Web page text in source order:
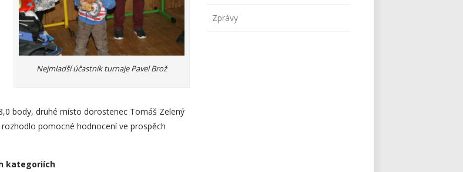
Nejmladší účastník turnaje Pavel Brož
body, druhé místo dorostenec Tomáš Zelený
pomocné hodnocení ve prospěch
kategoriích
Zprávy